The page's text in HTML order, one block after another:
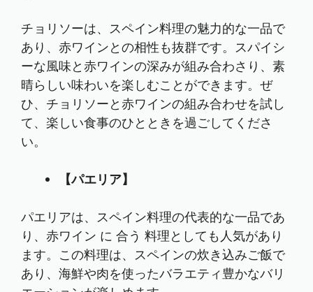
チョリソーは、スペイン料理の魅力的な一品で
あり、赤ワインとの相性も抜群です。スパイシ
ーな風味と赤ワインの深みが組み合わさり、素
晴らしい味わいを楽しむことができます。ぜ
ひ、チョリソーと赤ワインの組み合わせを試し
て、楽しい食事のひとときを過ごしてくださ
い。
【パエリア】
パエリアは、スペイン料理の代表的な一品であ
り、赤ワイン に 合う 料理としても人気があり
ます。この料理は、スペインの炊き込みご飯で
あり、海鮮や肉を使ったバラエティ豊かなバリ